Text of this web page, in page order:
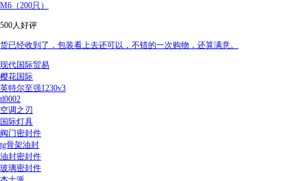
M6（200只）
500人好评
货已经收到了，包装看上去还可以，不错的一次购物，还算满意。
现代国际贸易
樱花国际
英特尔至强1230v3
tl0002
空调之刃
国际灯具
阀门密封件
tg骨架油封
油封密封件
玻璃密封件